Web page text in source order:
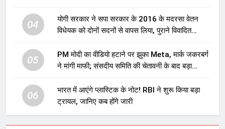
04
योगी सरकार ने सपा सरकार के 2016 के मदरसा वेतन
विधेयक को दोनों सदनों से वापस लिया, पुराने विवादित
05
PM मोदी का वीडियो हटाने पर झुका Meta, मार्क जकरबर्ग
ने मांगी माफी; संसदीय समिति की चेतावनी के बाद बड़ा
06
भारत में आएंगे प्लास्टिक के नोट! RBI ने शुरू किया बड़ा
ट्रायल, जानिए कब होंगे जारी